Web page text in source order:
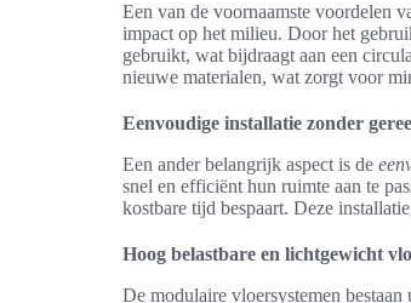
Een van de voornaamste voordelen
impact op het milieu. Door het
gebruikt, wat bijdraagt aan een
nieuwe materialen, wat zorgt voor
Eenvoudige installatie zonder
Een ander belangrijk aspect is de
snel en efficiënt hun ruimte aan te
kostbare tijd bespaart. Deze
Hoog belastbare en lichtgewicht
De modulaire vloersystemen bestaan